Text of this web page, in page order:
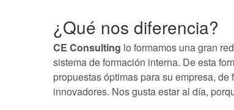
¿Qué nos diferencia?
CE Consulting lo formamos una gran
sistema de formación interna. De esta
propuestas óptimas para su empresa,
innovadores. Nos gusta estar al día,